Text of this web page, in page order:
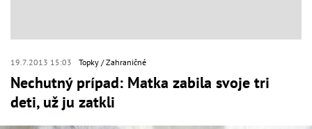
19.7.2013 15:03 Topky Zahraničné
Nechutný prípad: Matka zabila svoje tri
deti, už ju zatkli